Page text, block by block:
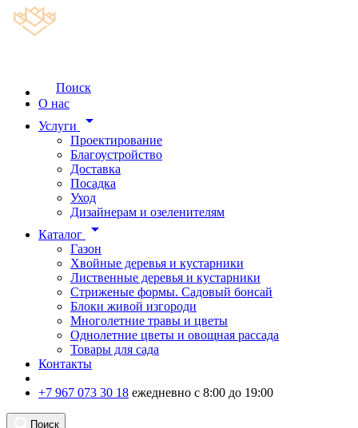
Поиск
О нас
Услуги
arrow_drop_down
Проектирование
Благоустройство
Доставка
Посадка
Уход
Дизайнерам и озеленителям
Каталог
arrow_drop_down
Газон
Хвойные деревья и кустарники
Лиственные деревья и кустарники
Стриженые формы. Садовый бонсай
Блоки живой изгороди
Многолетние травы и цветы
Однолетние цветы и овощная рассада
Товары для сада
Контакты
+7 967 073 30 18 ежедневно с 8:00 до 19:00
Поиск